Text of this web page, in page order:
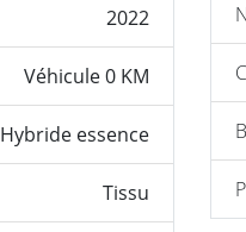
2022
Véhicule 0 KM
Hybride essence
Tissu